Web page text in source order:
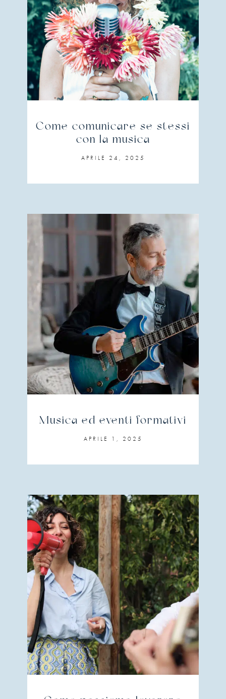
Come comunicare se stessi
con la musica
APRILE 24, 2025
Musica ed eventi formativi
APRILE 1, 2025